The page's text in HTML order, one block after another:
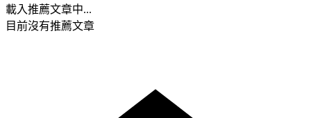
載入推薦文章中...
目前沒有推薦文章